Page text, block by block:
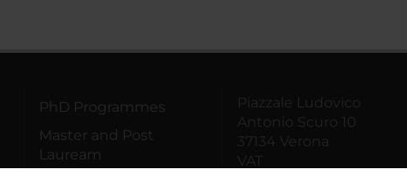
PhD Programmes
Master and Post
Lauream
Piazzale Ludovico
Antonio Scuro 10
37134 Verona
VAT